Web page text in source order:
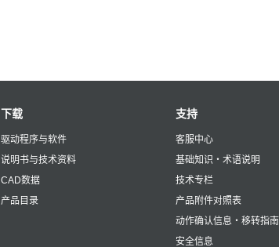
下载
驱动程序与软件
说明书与技术资料
CAD数据
产品目录
支持
客服中心
基础知识・术语说明
技术专栏
产品附件对照表
动作确认信息・移转指南
安全信息